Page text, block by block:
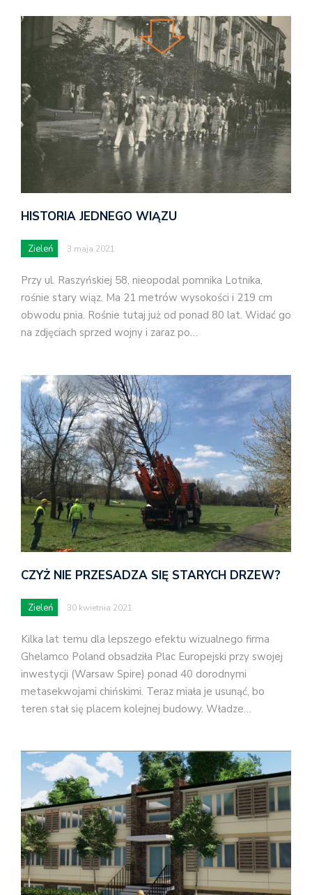
HISTORIA JEDNEGO WIĄZU
Zieleń 3 maja 2021
Przy ul. Raszyńskiej 58, nieopodal pomnika Lotnika,
rośnie stary wiąz. Ma 21 metrów wysokości i 219 cm
obwodu pnia. Rośnie tutaj już od ponad 80 lat. Widać go
na zdjęciach sprzed wojny i zaraz po…
CZYŻ NIE PRZESADZA SIĘ STARYCH DRZEW?
Zieleń 30 kwietnia 2021
Kilka lat temu dla lepszego efektu wizualnego firma
Ghelamco Poland obsadziła Plac Europejski przy swojej
inwestycji (Warsaw Spire) ponad 40 dorodnymi
metasekwojami chińskimi. Teraz miała je usunąć, bo
teren stał się placem kolejnej budowy. Władze…